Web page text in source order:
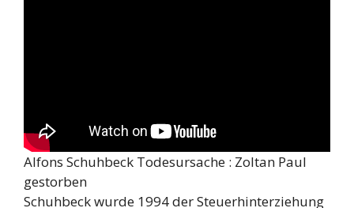
Alfons Schuhbeck Todesursache : Zoltan Paul
gestorben
Schuhbeck wurde 1994 der Steuerhinterziehung